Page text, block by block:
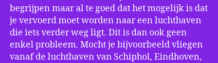
begrijpen maar al te goed dat het mogelijk is dat
je vervoerd moet worden naar een luchthaven
die iets verder weg ligt. Dit is dan ook geen
enkel probleem. Mocht je bijvoorbeeld vliegen
vanaf de luchthaven van Schiphol, Eindhoven,